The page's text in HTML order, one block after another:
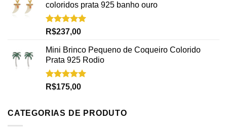
coloridos prata 925 banho ouro
Avaliação
R$237,00
Mini Brinco Pequeno de Coqueiro Colorido
Prata 925 Rodio
Avaliação
R$175,00
CATEGORIAS DE PRODUTO